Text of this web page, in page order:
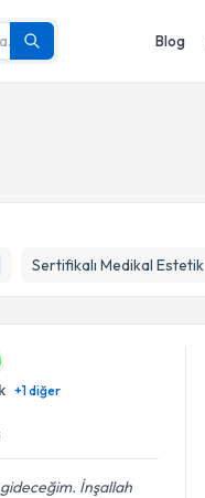
Blog
Sertifikalı Medikal Estetik
+1diğer
İnşallah